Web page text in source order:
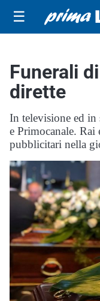
☰
Funerali
dirette
In televisione ed in
e Primocanale. Rai
pubblicitari nella